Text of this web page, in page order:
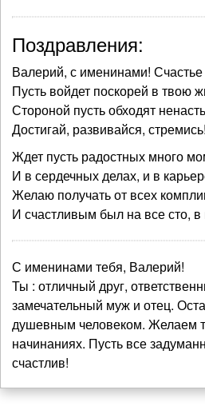
Поздравления:
Валерий, с именинами! Счастье
Пусть войдет поскорей в твою
Стороной пусть обходят
Достигай, развивайся, стремись!
Ждет пусть радостных много
И в сердечных делах, и в
Желаю получать от всех
И счастливым был на все сто,
С именинами тебя, Валерий!
Ты : отличный друг,
замечательный муж и отец.
душевным человеком. Желаем
начинаниях. Пусть все
счастлив!